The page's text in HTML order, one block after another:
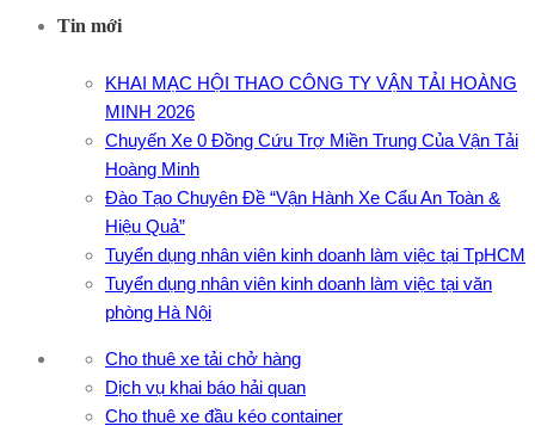
Tin mới
KHAI MẠC HỘI THAO CÔNG TY VẬN TẢI HOÀNG
MINH 2026
Chuyến Xe 0 Đồng Cứu Trợ Miền Trung Của Vận Tải
Hoàng Minh
Đào Tạo Chuyên Đề “Vận Hành Xe Cẩu An Toàn &
Hiệu Quả”
Tuyển dụng nhân viên kinh doanh làm việc tại TpHCM
Tuyển dụng nhân viên kinh doanh làm việc tại văn
phòng Hà Nội
Cho thuê xe tải chở hàng
Dịch vụ khai báo hải quan
Cho thuê xe đầu kéo container